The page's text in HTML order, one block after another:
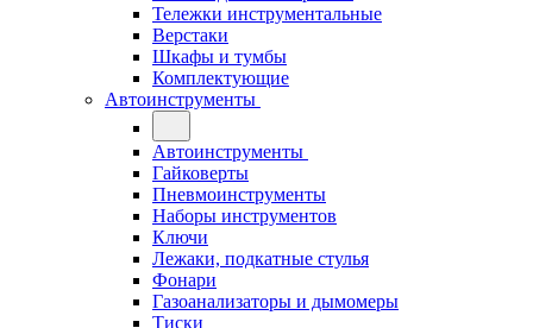
Тележки инструментальные
Верстаки
Шкафы и тумбы
Комплектующие
Автоинструменты
Автоинструменты
Гайковерты
Пневмоинструменты
Наборы инструментов
Ключи
Лежаки, подкатные стулья
Фонари
Газоанализаторы и дымомеры
Тиски